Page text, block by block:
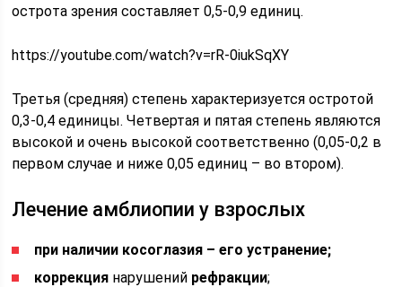
острота зрения составляет 0,5-0,9 единиц.
https://youtube.com/watch?v=rR-0iukSqXY
Третья (средняя) степень характеризуется остротой
0,3-0,4 единицы. Четвертая и пятая степень являются
высокой и очень высокой соответственно (0,05-0,2 в
первом случае и ниже 0,05 единиц – во втором).
Лечение амблиопии у взрослых
при наличии косоглазия – его устранение;
коррекция нарушений рефракции;